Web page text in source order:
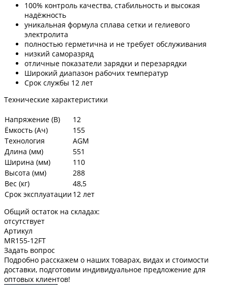
100% контроль качества, стабильность и высокая
надёжность
уникальная формула сплава сетки и гелиевого
электролита
полностью герметична и не требует обслуживания
низкий саморазряд
отличные показатели зарядки и перезарядки
Широкий диапазон рабочих температур
Срок службы 12 лет
Технические характеристики
Напряжение (В)
12
Ёмкость (Ач)
155
Технология
AGM
Длина (мм)
551
Ширина (мм)
110
Высота (мм)
288
Вес (кг)
48,5
Срок эксплуатации 12 лет
Общий остаток на складах:
отсутствует
Артикул
MR155-12FT
Задать вопрос
Подробно расскажем о наших товарах, видах и стоимости
доставки, подготовим индивидуальное предложение для
оптовых клиентов!